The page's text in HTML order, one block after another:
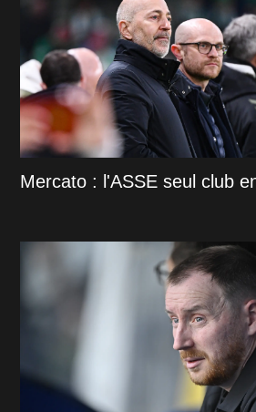
Mercato : l'ASSE seul club